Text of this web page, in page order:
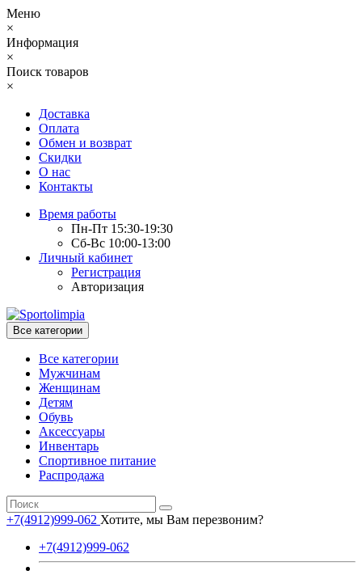
Меню
×
Информация
×
Поиск товаров
×
Доставка
Оплата
Обмен и возврат
Скидки
О нас
Контакты
Время работы
Пн-Пт 15:30-19:30
Сб-Вс 10:00-13:00
Личный кабинет
Регистрация
Авторизация
Все категории
Все категории
Мужчинам
Женщинам
Детям
Обувь
Аксессуары
Инвентарь
Спортивное питание
Распродажа
+7(4912)999-062 Хотите, мы Вам перезвоним?
+7(4912)999-062